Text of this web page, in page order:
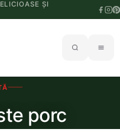
ȘI
porc